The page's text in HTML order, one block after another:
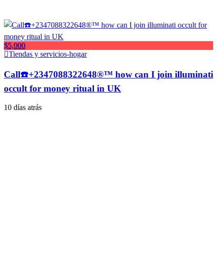
$5,000
Tiendas y servicios-hogar
Call☎️+2347088322648®™ how can I join illuminati
occult for money ritual in UK
10 días atrás